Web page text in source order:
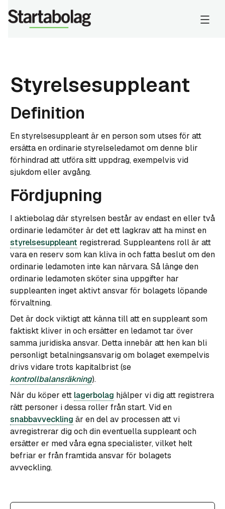
Styrelsesuppleant
Definition
En styrelsesuppleant är en person som utses för att
ersätta en ordinarie styrelseledamot om denne blir
förhindrad att utföra sitt uppdrag, exempelvis vid
sjukdom eller avgång.
Fördjupning
I aktiebolag där styrelsen består av endast en eller två
ordinarie ledamöter är det ett lagkrav att ha minst en
styrelsesuppleant registrerad. Suppleantens roll är att
vara en reserv som kan kliva in och fatta beslut om den
ordinarie ledamoten inte kan närvara. Så länge den
ordinarie ledamoten sköter sina uppgifter har
suppleanten inget aktivt ansvar för bolagets löpande
förvaltning.
Det är dock viktigt att känna till att en suppleant som
faktiskt kliver in och ersätter en ledamot tar över
samma juridiska ansvar. Detta innebär att hen kan bli
personligt betalningsansvarig om bolaget exempelvis
drivs vidare trots kapitalbrist (se
kontrollbalansräkning).
När du köper ett lagerbolag hjälper vi dig att registrera
rätt personer i dessa roller från start. Vid en
snabbavveckling är en del av processen att vi
avregistrerar dig och din eventuella suppleant och
ersätter er med våra egna specialister, vilket helt
befriar er från framtida ansvar för bolagets
avveckling.